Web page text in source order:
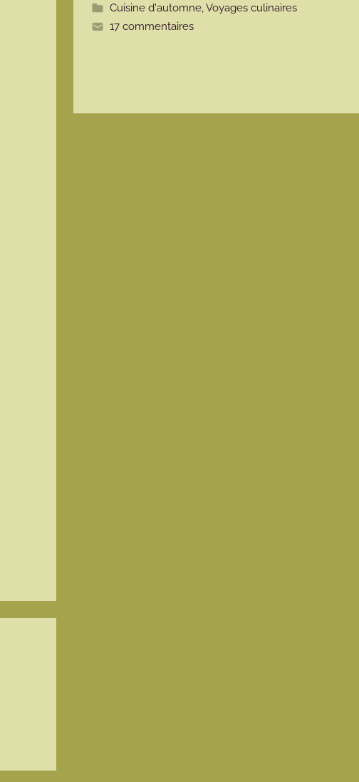
t
Cuisine d'automne,Voyages culinaires
17 commentaires